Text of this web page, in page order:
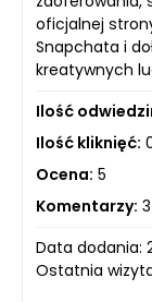
oficjalnej
Snapchata i
kreatywnych
Ilość
Ilość kliknięć:
Ocena: 5
Komentarzy: 3
Data dodania:
Ostatnia